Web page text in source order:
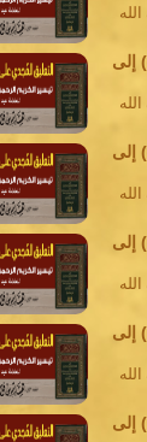
تفسير السعدي || البقرة || من الآية (44) إلى
تفسير السعدي || البقرة || من الآية (49) إلى
تفسير السعدي || البقرة || من الآية (60) إلى
تفسير السعدي || البقرة || من الآية (62) إلى
تفسير السعدي || البقرة || من الآية (67) إلى